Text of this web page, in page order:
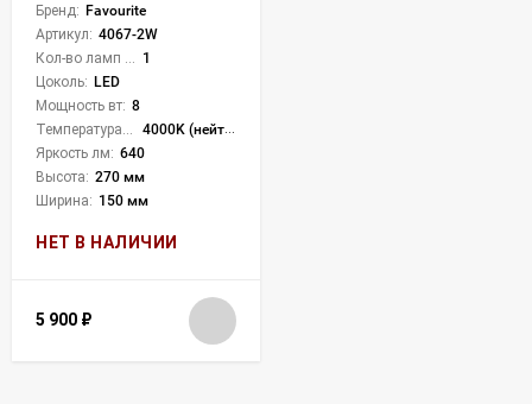
Бренд: Favourite
Артикул: 4067-2W
1
Цоколь: LED
Мощность вт: 8
4000K (нейтральный)
Яркость лм: 640
Высота: 270 мм
Ширина: 150 мм
НЕТ В НАЛИЧИИ
5 900 ₽